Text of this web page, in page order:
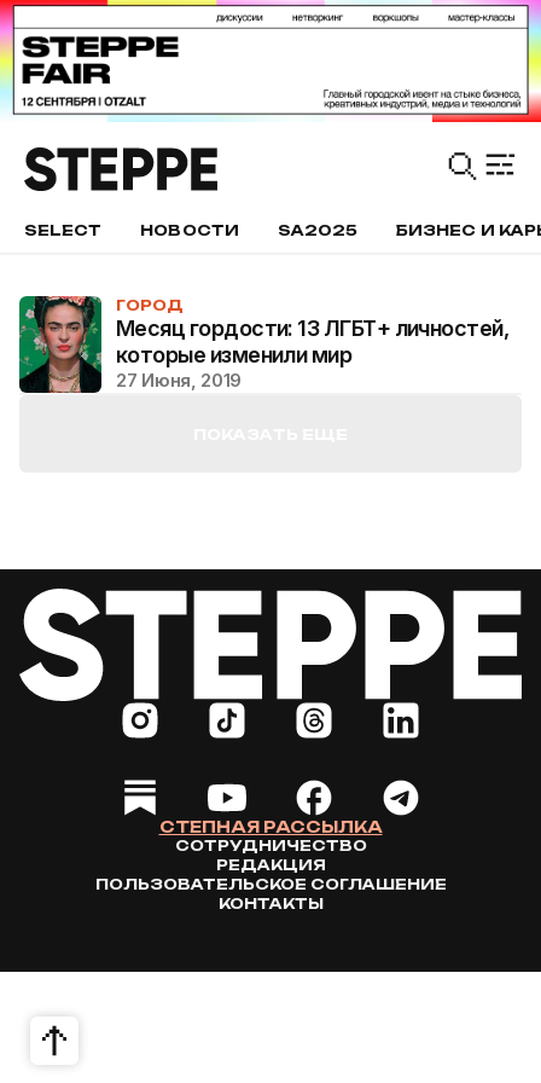
SELECT НОВОСТИ SA2025 БИЗНЕС И
ГОРОД
Месяц гордости: 13 ЛГБТ+ личностей,
которые изменили мир
27 Июня, 2019
СТЕПНАЯ РАССЫЛКА
СОТРУДНИЧЕСТВО
РЕДАКЦИЯ
ПОЛЬЗОВАТЕЛЬСКОЕ СОГЛАШЕНИЕ
КОНТАКТЫ